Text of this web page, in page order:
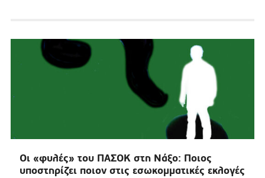
Οι «φυλές» του ΠΑΣΟΚ στη Νάξο: Ποιος
υποστηρίζει ποιον στις εσωκομματικές εκλογές